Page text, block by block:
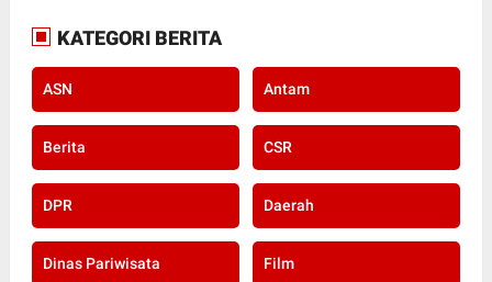
KATEGORI BERITA
ASN Antam
Berita CSR
DPR Daerah
Dinas Pariwisata Film